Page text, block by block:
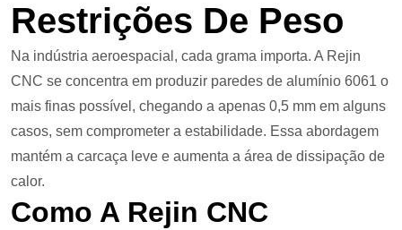
Restrições De Peso
Na indústria aeroespacial, cada grama importa. A Rejin
CNC se concentra em produzir paredes de alumínio 6061 o
mais finas possível, chegando a apenas 0,5 mm em alguns
casos, sem comprometer a estabilidade. Essa abordagem
mantém a carcaça leve e aumenta a área de dissipação de
calor.
Como A Rejin CNC